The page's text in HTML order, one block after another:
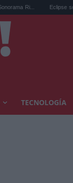
Eclipse solar en
TECNOLOGÍA